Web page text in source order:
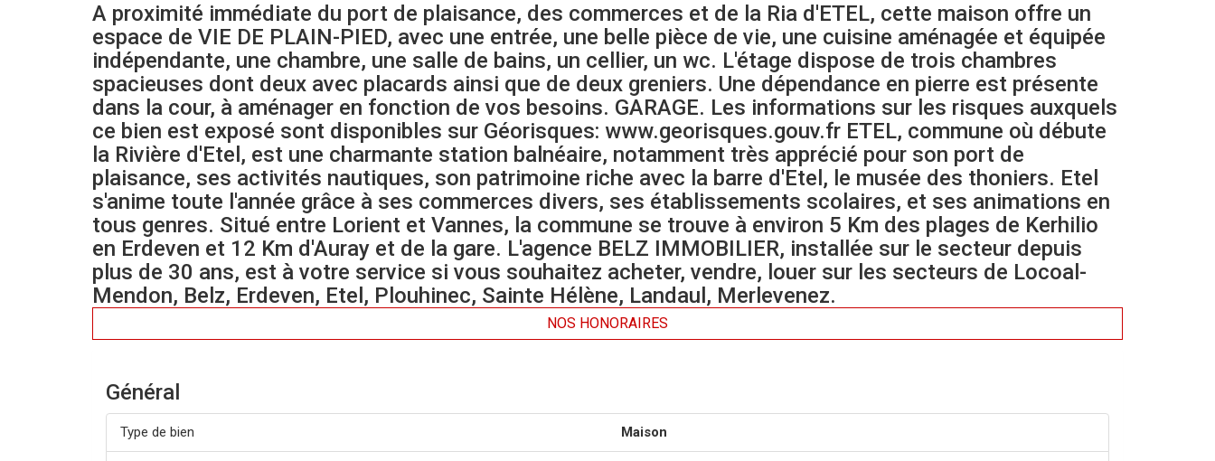
A proximité immédiate du port de plaisance, des commerces et de la Ria d'ETEL, cette maison offre un
espace de VIE DE PLAIN-PIED, avec une entrée, une belle pièce de vie, une cuisine aménagée et équipée
indépendante, une chambre, une salle de bains, un cellier, un wc. L'étage dispose de trois chambres
spacieuses dont deux avec placards ainsi que de deux greniers. Une dépendance en pierre est présente
dans la cour, à aménager en fonction de vos besoins. GARAGE. Les informations sur les risques auxquels
ce bien est exposé sont disponibles sur Géorisques: www.georisques.gouv.fr ETEL, commune où débute
la Rivière d'Etel, est une charmante station balnéaire, notamment très apprécié pour son port de
plaisance, ses activités nautiques, son patrimoine riche avec la barre d'Etel, le musée des thoniers. Etel
s'anime toute l'année grâce à ses commerces divers, ses établissements scolaires, et ses animations en
tous genres. Situé entre Lorient et Vannes, la commune se trouve à environ 5 Km des plages de Kerhilio
en Erdeven et 12 Km d'Auray et de la gare. L'agence BELZ IMMOBILIER, installée sur le secteur depuis
plus de 30 ans, est à votre service si vous souhaitez acheter, vendre, louer sur les secteurs de Locoal-
Mendon, Belz, Erdeven, Etel, Plouhinec, Sainte Hélène, Landaul, Merlevenez.
NOS HONORAIRES
Général
Type de bien Maison